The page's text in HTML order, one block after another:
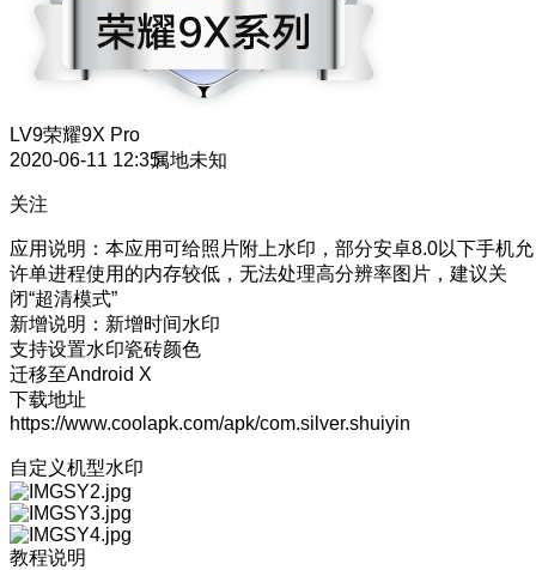
LV9荣耀9X Pro
2020-06-11 12:35属地未知
关注
应用说明：本应用可给照片附上水印，部分安卓8.0以下手机允
许单进程使用的内存较低，无法处理高分辨率图片，建议关
闭“超清模式”
新增说明：新增时间水印
支持设置水印瓷砖颜色
迁移至Android X
下载地址
https://www.coolapk.com/apk/com.silver.shuiyin
自定义机型水印
教程说明